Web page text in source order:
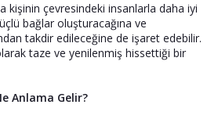
kişinin çevresindeki insanlarla daha iyi
bağlar oluşturacağına ve
takdir edileceğine de işaret edebilir.
taze ve yenilenmiş hissettiği bir
Anlama Gelir?